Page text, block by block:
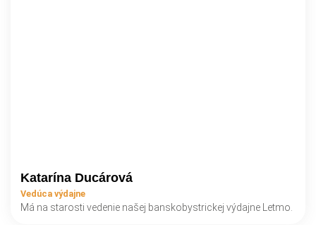
Katarína Ducárová
Vedúca výdajne
Má na starosti vedenie našej banskobystrickej výdajne Letmo.